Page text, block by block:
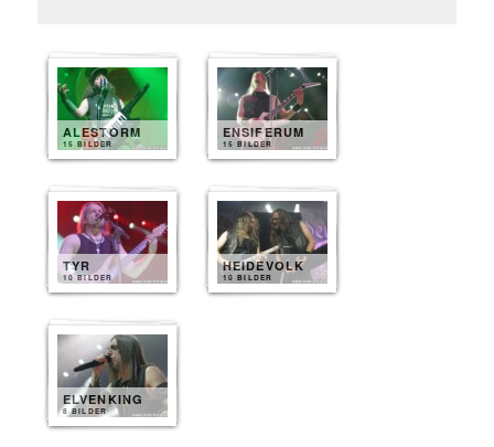
ALESTORM
15 BILDER
ENSIFERUM
15 BILDER
TYR
10 BILDER
HEIDEVOLK
10 BILDER
ELVENKING
8 BILDER